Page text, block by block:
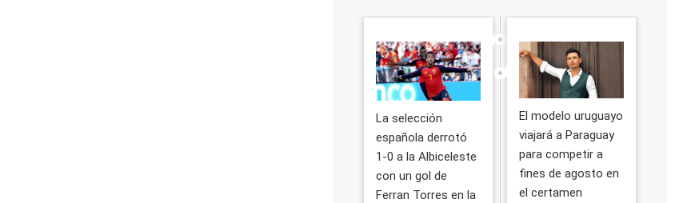
La selección
española derrotó
1-0 a la Albiceleste
con un gol de
Ferran Torres en la
El modelo uruguayo
viajará a Paraguay
para competir a
fines de agosto en
el certamen